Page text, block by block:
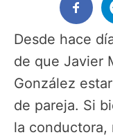
Desde hace
de que Javier
González
de pareja. Si
la